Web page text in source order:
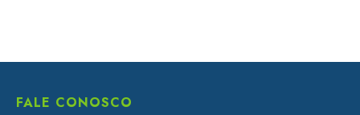
FALE CONOSCO